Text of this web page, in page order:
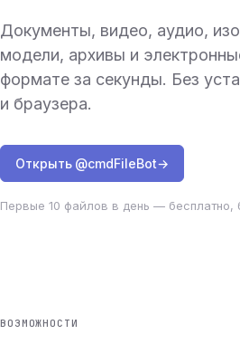
Документы, видео, аудио,
модели, архивы и
формате за секунды. Без
и браузера.
Открыть @cmdFileBot→
Первые 10 файлов в день — бесплатно,
ВОЗМОЖНОСТИ